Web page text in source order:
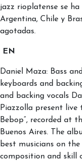
jazz rioplatense se
Argentina, Chile y
agotadas.
EN
Daniel Maza: Bass
keyboards and
and backing vocals
Piazzolla present
Bebop”, recorded at
Buenos Aires. The
best musicians on
composition and skill